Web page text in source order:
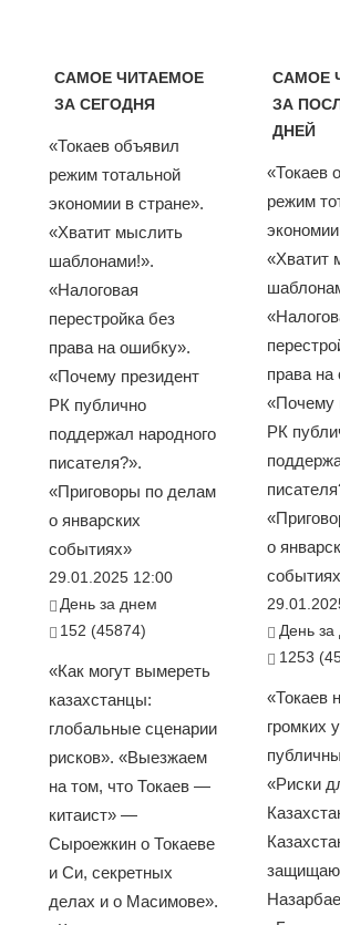
САМОЕ ЧИТАЕМОЕ
ЗА СЕГОДНЯ
«Токаев объявил
режим тотальной
экономии в стране».
«Хватит мыслить
шаблонами!».
«Налоговая
перестройка без
права на ошибку».
«Почему президент
РК публично
поддержал народного
писателя?».
«Приговоры по делам
о январских
событиях»
29.01.2025 12:00
День за днем
152 (45874)
«Как могут вымереть
казахстанцы:
глобальные сценарии
рисков». «Выезжаем
на том, что Токаев —
китаист» —
Сыроежкин о Токаеве
и Си, секретных
делах и о Масимове».
САМОЕ
ЗА
ДНЕЙ
«Токаев
режим
«Хватит
права на
«Почему
РК
о
День за
1253
«Токаев
громких
«Риски